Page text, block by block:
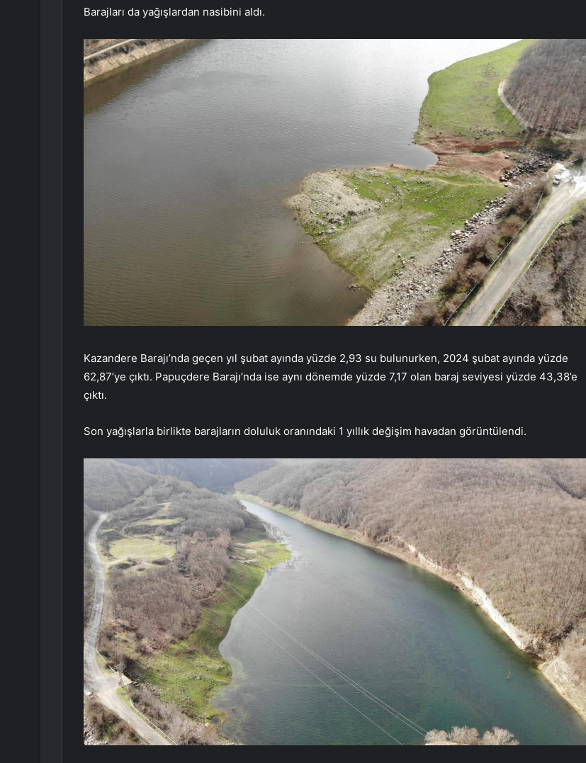
Barajları da yağışlardan nasibini aldı.
Kazandere Barajı’nda geçen yıl şubat ayında yüzde 2,93 su bulunurken, 2024 şubat ayında yüzde
62,87’ye çıktı. Papuçdere Barajı’nda ise aynı dönemde yüzde 7,17 olan baraj seviyesi yüzde 43,38’e
çıktı.
Son yağışlarla birlikte barajların doluluk oranındaki 1 yıllık değişim havadan görüntülendi.